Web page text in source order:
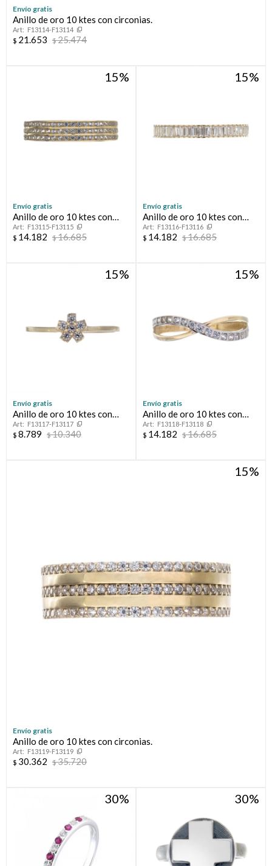
Envío gratis
Anillo de oro 10 ktes con circonias.
F13114-F13114
$ 21.653 $25.474
15
Envío gratis
Anillo de oro 10 ktes con
circonias, MEDIO SIN FIN.
F13115-F13115
$ 14.182 $16.685
15
Envío gratis
Anillo de oro 10 ktes con
circonias, MEDIO SIN FIN.
F13116-F13116
$ 14.182 $16.685
15
Envío gratis
Anillo de oro 10 ktes con
circonias, FLOT
F13117-F13117
$ 8.789 $10.340
15
Envío gratis
Anillo de oro 10 ktes con
circonias.
F13118-F13118
$ 14.182 $16.685
15
Envío gratis
Anillo de oro 10 ktes con circonias.
F13119-F13119
$ 30.362 $35.720
30 30
Compromiso